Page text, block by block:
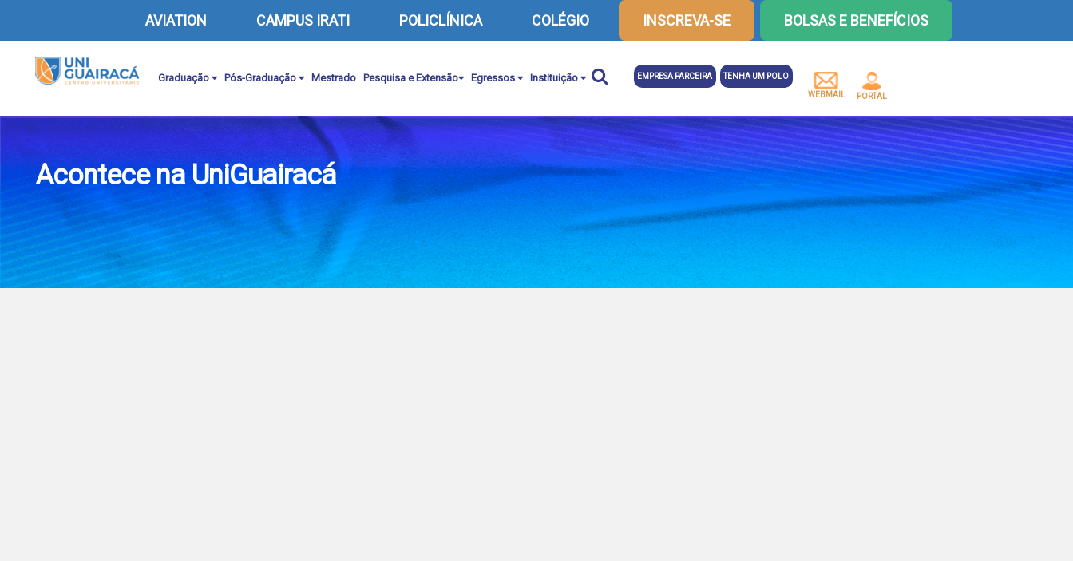
AVIATION CAMPUS IRATI POLICLÍNICA COLÉGIO INSCREVA-SE BOLSAS E BENEFÍCIOS
Graduação Pós-Graduação Mestrado Pesquisa e Extensão Egressos Instituição EMPRESA PARCEIRA TENHA UM POLO
WEBMAIL PORTAL
Acontece na UniGuairacá